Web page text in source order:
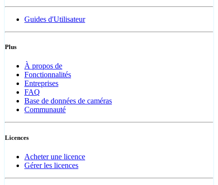
Guides d'Utilisateur
Plus
À propos de
Fonctionnalités
Entreprises
FAQ
Base de données de caméras
Communauté
Licences
Acheter une licence
Gérer les licences